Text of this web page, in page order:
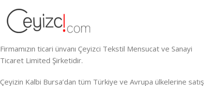
Firmamızın ticari ünvanı Çeyizci Tekstil Mensucat ve Sanayi
Ticaret Limited Şirketidir.
Çeyizin Kalbi Bursa’dan tüm Türkiye ve Avrupa ülkelerine satış